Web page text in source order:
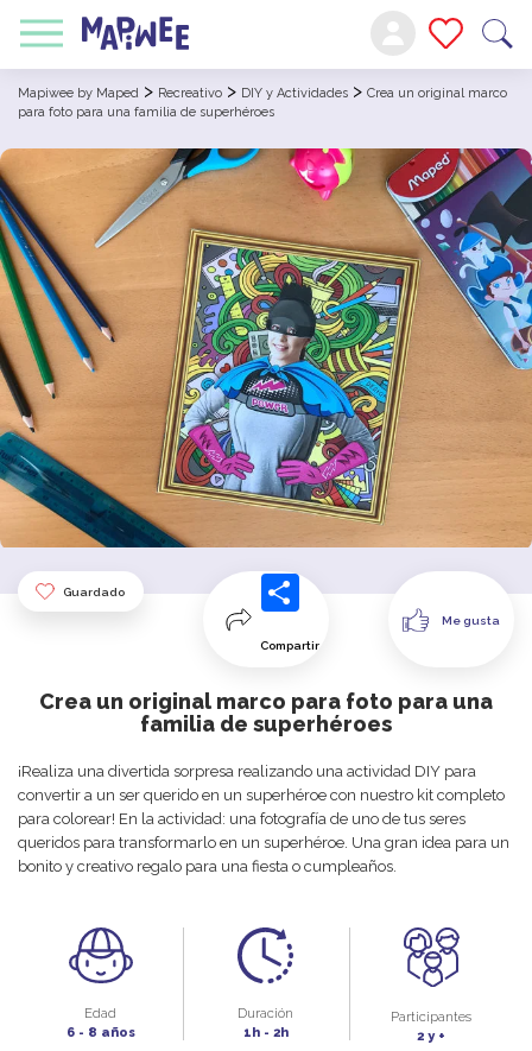
Mapiwee by Maped > Recreativo > DIY y Actividades > Crea un original marco
para foto para una familia de superhéroes
Guardado
Compartir
Me gusta
Crea un original marco para foto para una
familia de superhéroes
¡Realiza una divertida sorpresa realizando una actividad DIY para
convertir a un ser querido en un superhéroe con nuestro kit completo
para colorear! En la actividad: una fotografía de uno de tus seres
queridos para transformarlo en un superhéroe. Una gran idea para un
bonito y creativo regalo para una fiesta o cumpleaños.
Edad
6 - 8 años
Duración
1h - 2h
Participantes
2 y +